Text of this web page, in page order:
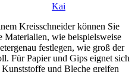
Kai
Kreisschneider können Sie
Materialien, wie beispielsweise
festlegen, wie groß der
Für Papier und Gips eignet sich
und Bleche greifen